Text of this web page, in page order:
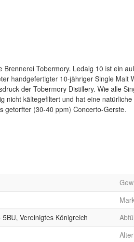
getorfter (30-40 ppm) Concerto-Gerste.
Vereinigtes Königreich
Alter